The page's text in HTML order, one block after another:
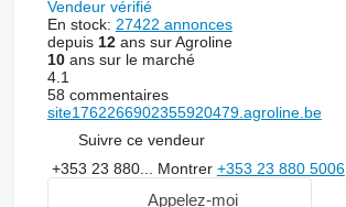
Vendeur vérifié
En stock: 27422 annonces
depuis 12ans sur Agroline
10ans sur le marché
4.1
58 commentaires
site1762266902355920479.agroline.be
Suivre ce vendeur
+353 23 880... Montrer +353 23 880 5006
Appelez-moi